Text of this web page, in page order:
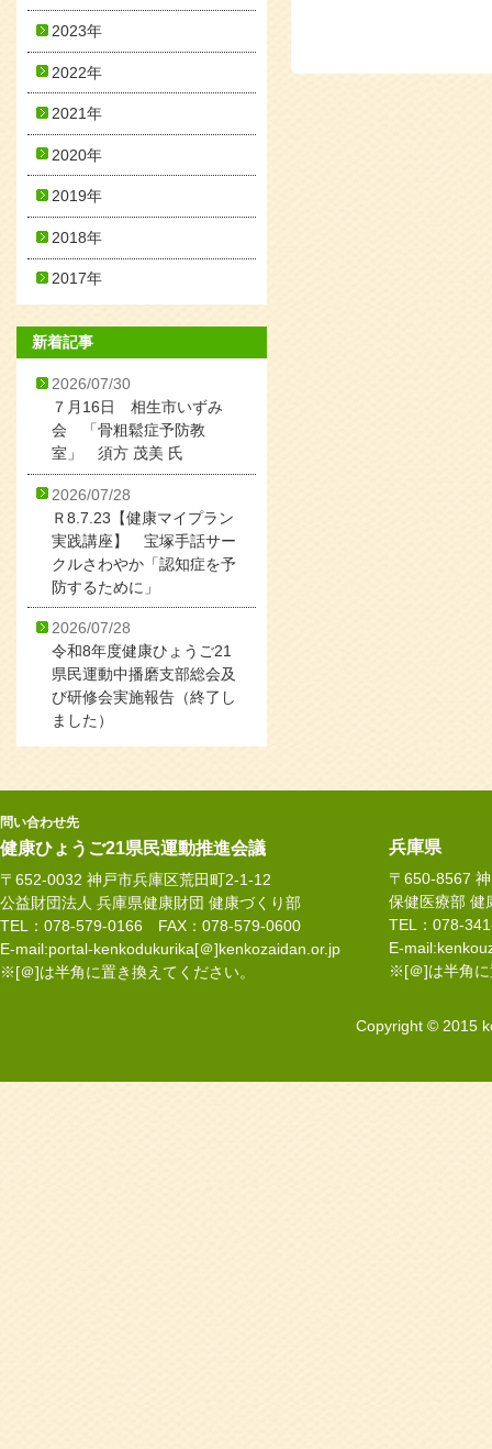
2023年
2022年
2021年
2020年
2019年
2018年
2017年
新着記事
2026/07/30
７月16日 相生市いずみ
会 「骨粗鬆症予防教
室」 須方 茂美 氏
2026/07/28
Ｒ8.7.23【健康マイプラン
実践講座】 宝塚手話サー
クルさわやか「認知症を予
防するために」
2026/07/28
令和8年度健康ひょうご21
県民運動中播磨支部総会及
び研修会実施報告（終了し
ました）
問い合わせ先
健康ひょうご21県民運動推進会議
〒652-0032 神戸市兵庫区荒田町2-1-12
公益財団法人 兵庫県健康財団 健康づくり部
TEL：078-579-0166 FAX：078-579-0600
E-mail:portal-kenkodukurika[＠]kenkozaidan.or.jp
※[＠]は半角に置き換えてください。
兵庫県
〒650-8567
保健医療部 健
TEL：078-
E-
※[＠]は半角に
Copyright © 2015